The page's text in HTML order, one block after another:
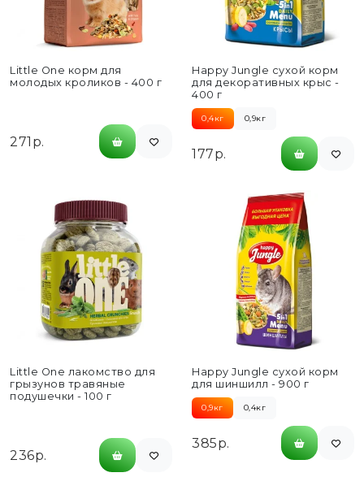
Little One корм для
молодых кроликов - 400 г
271р.
Happy Jungle сухой корм
для декоративных крыс -
400 г
0,4кг 0,9кг
177р.
Little One лакомство для
грызунов травяные
подушечки - 100 г
236р.
Happy Jungle сухой корм
для шиншилл - 900 г
0,9кг 0,4кг
385р.